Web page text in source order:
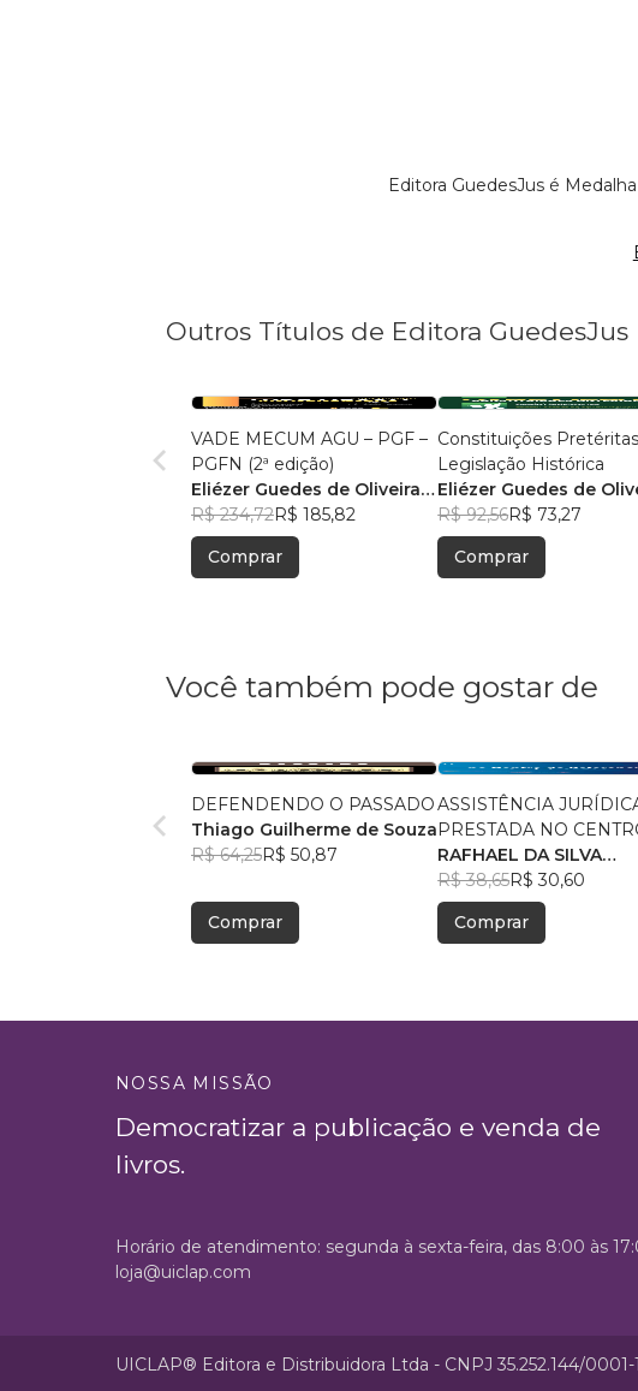
Editora GuedesJus é
Outros Títulos de Editora GuedesJus
VADE MECUM AGU – PGF –
PGFN (2ª edição)
Eliézer Guedes de Oliveira
Junior
R$ 234,72R$ 185,82
Comprar
Constituições
Legislação Histórica
Eliézer Guedes de
Junior
R$ 92,56R$ 73,27
Comprar
Você também pode gostar de
DEFENDENDO O PASSADO
Thiago Guilherme de Souza
R$ 64,25R$ 50,87
Comprar
ASSISTÊNCIA
PRESTADA NO
REFERÊNCIA
ESPECIALIZADO DE
ASSISTÊNCIA SOCIAL–
CREAS
RAFHAEL DA SILVA
PETRÔNIO
R$ 38,65R$ 30,60
Comprar
NOSSA MISSÃO
Democratizar a publicação e venda de
livros.
Horário de atendimento: segunda à sexta-feira, das 8:00 às
loja@uiclap.com
UICLAP® Editora e Distribuidora Ltda - CNPJ 35.252.144/0001-